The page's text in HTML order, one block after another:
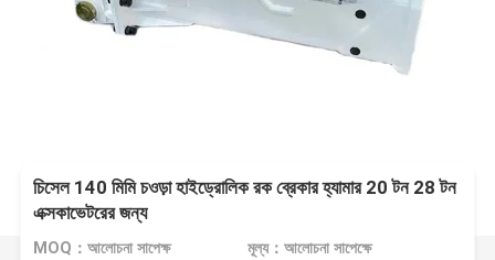
চিসেল 140 মিমি চওড়া হাইড্রোলিক রক ব্রেকার হ্যামার 20 টন 28 টন
এক্সকাভেটরের জন্য
MOQ：আলোচনা সাপেক্ষ মূল্য：আলোচনা সাপেক্ষে